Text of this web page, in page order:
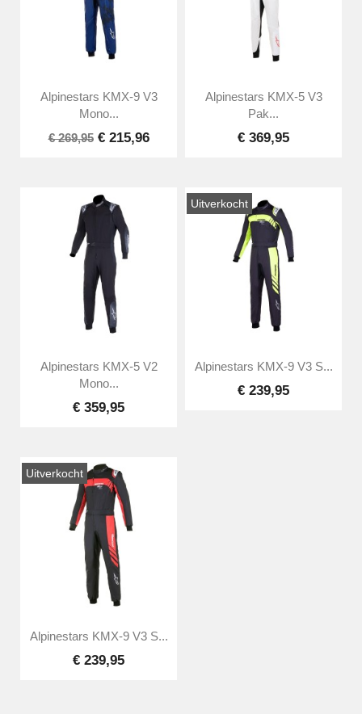
Alpinestars KMX-9 V3
Mono...
€ 269,95 € 215,96
Alpinestars KMX-5 V3
Pak...
€ 369,95
Alpinestars KMX-5 V2
Mono...
€ 359,95
Uitverkocht
Alpinestars KMX-9 V3 S...
€ 239,95
Uitverkocht
Alpinestars KMX-9 V3 S...
€ 239,95